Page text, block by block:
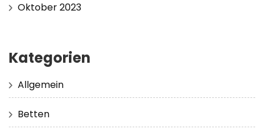
Oktober 2023
Kategorien
Allgemein
Betten